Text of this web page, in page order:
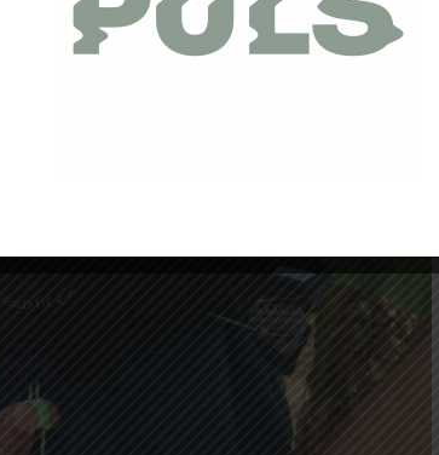
d’options de réglages et d’ajustements faciles
Millet et reprend un peu un ancien sac que j’avais
blanc rouge, à savoir Lafuma.